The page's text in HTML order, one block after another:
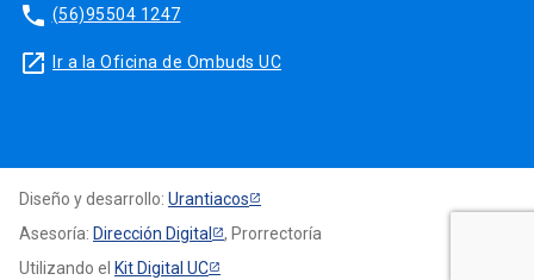
phone (56)95504 1247
launch Ir a la Oficina de Ombuds UC
Diseño y desarrollo: Urantiacos
Asesoría: Dirección Digital
, Prorrectoría
Utilizando el Kit Digital UC